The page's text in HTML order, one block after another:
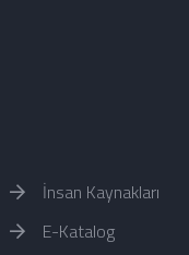
İnsan Kaynakları
E-Katalog